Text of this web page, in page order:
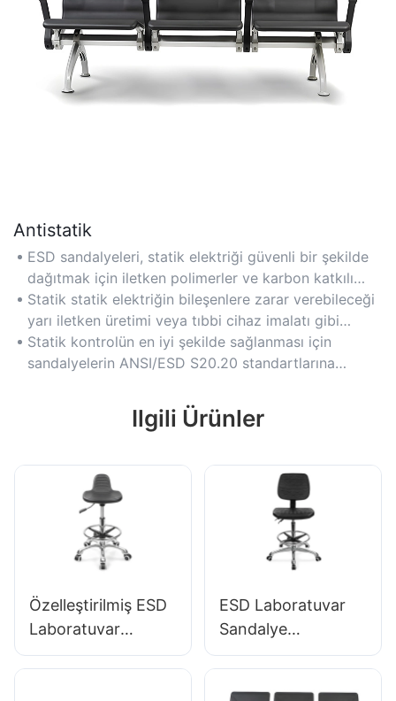
Antistatik
ESD sandalyeleri, statik elektriği güvenli bir şekilde
dağıtmak için iletken polimerler ve karbon katkılı
kumaşlar kullanır ve böylece montaj hatlarında veya
veri merkezlerinde hassas elektronik cihazları korur.
Statik statik elektriğin bileşenlere zarar verebileceği
yarı iletken üretimi veya tıbbi cihaz imalatı gibi
ortamlar için vazgeçilmezdir.
Statik kontrolün en iyi şekilde sağlanması için
sandalyelerin ANSI/ESD S20.20 standartlarına
olduğundan emin olun.Ilgili Ürünler
Özelleştirilmiş ESD
Laboratuvar
Taburesi Küçük PU
ESD Laboratuvar
Sandalye
Ergonomik PU